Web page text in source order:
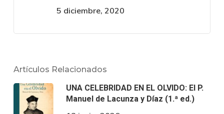
5 diciembre, 2020
Artículos Relacionados
UNA CELEBRIDAD EN EL OLVIDO: El P.
Manuel de Lacunza y Díaz (1.ª ed.)